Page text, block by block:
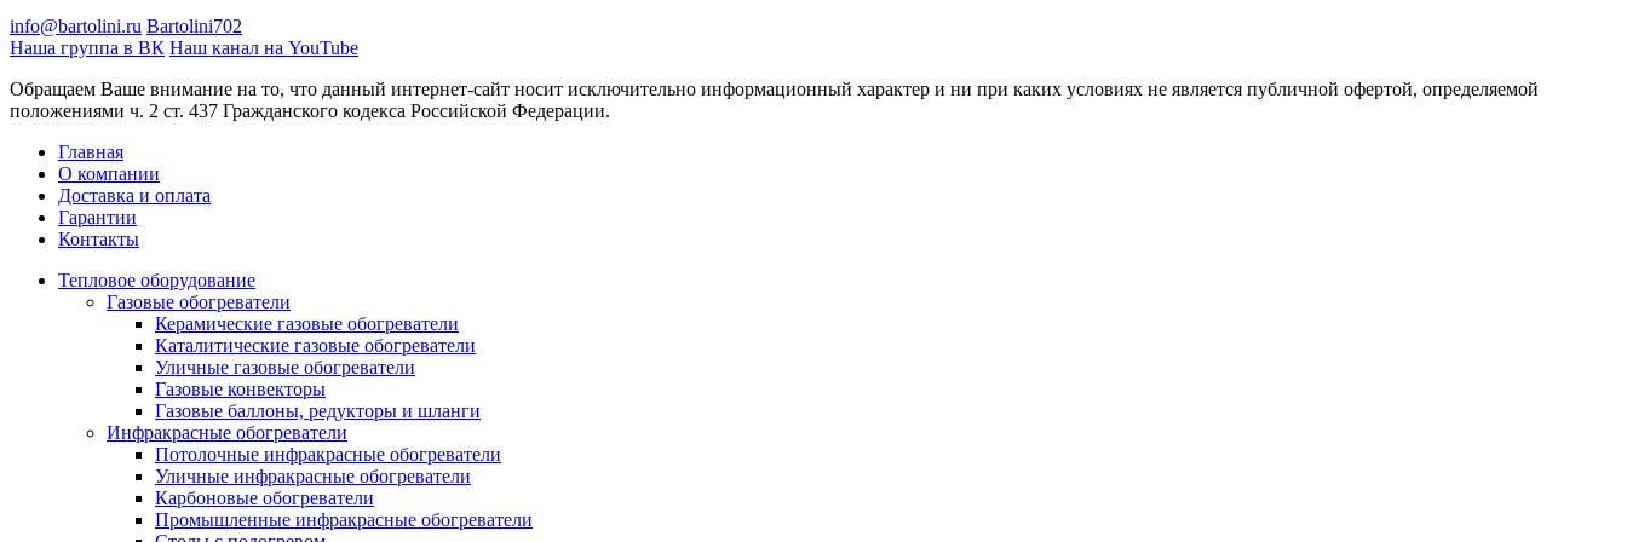
info@bartolini.ru Bartolini702
Наша группа в ВК Наш канал на YouTube
Обращаем Ваше внимание на то, что данный интернет-сайт носит исключительно информационный характер и ни при каких условиях не является публичной офертой, определяемой
положениями ч. 2 ст. 437 Гражданского кодекса Российской Федерации.
Главная
О компании
Доставка и оплата
Гарантии
Контакты
Тепловое оборудование
Газовые обогреватели
Керамические газовые обогреватели
Каталитические газовые обогреватели
Уличные газовые обогреватели
Газовые конвекторы
Газовые баллоны, редукторы и шланги
Инфракрасные обогреватели
Потолочные инфракрасные обогреватели
Уличные инфракрасные обогреватели
Карбоновые обогреватели
Промышленные инфракрасные обогреватели